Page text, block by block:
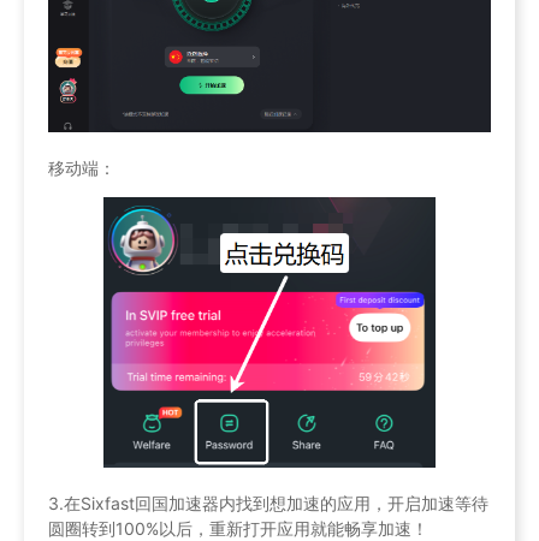
移动端：
3.在Sixfast回国加速器内找到想加速的应用，开启加速等待
圆圈转到100%以后，重新打开应用就能畅享加速！